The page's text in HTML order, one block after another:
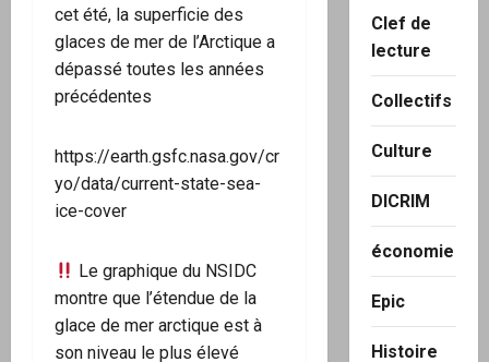
cet été, la superficie des
glaces de mer de l’Arctique a
dépassé toutes les années
précédentes
https://earth.gsfc.nasa.gov/cr
yo/data/current-state-sea-
ice-cover
Le graphique du NSIDC
montre que l’étendue de la
glace de mer arctique est à
son niveau le plus élevé
Clef de
lecture
Collectifs
Culture
DICRIM
économie
Epic
Histoire